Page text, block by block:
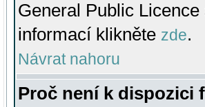
General Public
informací klikněte zde.
Návrat nahoru
Proč není k dispozici